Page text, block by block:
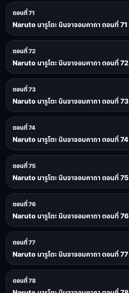
ตอนที่ 71
Naruto นารูโตะ นินจาจอมคาถา ตอนที่ 71
ตอนที่ 72
Naruto นารูโตะ นินจาจอมคาถา ตอนที่ 72
ตอนที่ 73
Naruto นารูโตะ นินจาจอมคาถา ตอนที่ 73
ตอนที่ 74
Naruto นารูโตะ นินจาจอมคาถา ตอนที่ 74
ตอนที่ 75
Naruto นารูโตะ นินจาจอมคาถา ตอนที่ 75
ตอนที่ 76
Naruto นารูโตะ นินจาจอมคาถา ตอนที่ 76
ตอนที่ 77
Naruto นารูโตะ นินจาจอมคาถา ตอนที่ 77
ตอนที่ 78